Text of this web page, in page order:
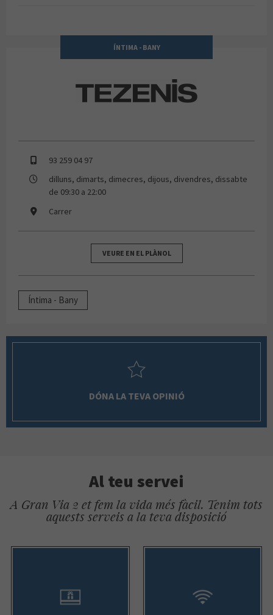
ÍNTIMA - BANY
TEZENIS
93 259 04 97
dilluns, dimarts, dimecres, dijous, divendres, dissabte
de 09:30 a 22:00
Carrer
VEURE EN EL PLÀNOL
Íntima - Bany
DÓNA LA TEVA OPINIÓ
Al teu servei
A Gran Via 2 et fem la vida més fàcil. Tenim tots
aquests serveis a la teva disposició